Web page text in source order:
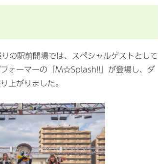
の駅前開場では、スペシャルゲストとして
ォーマーの「M☆Splash!!」が登場し、ダ
上がりました。